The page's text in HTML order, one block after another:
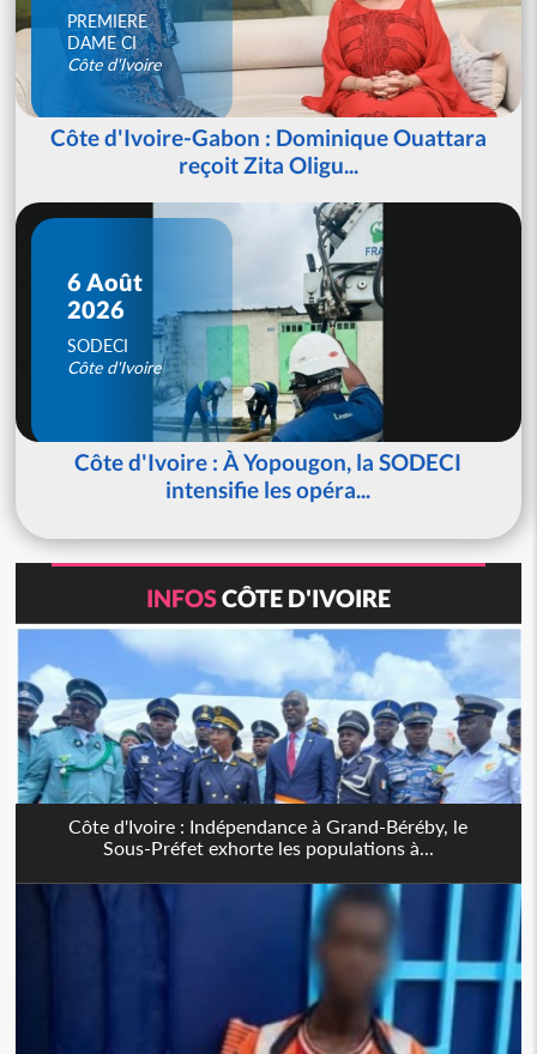
PREMIERE
DAME CI
Côte d'Ivoire
Côte d'Ivoire-Gabon : Dominique Ouattara
reçoit Zita Oligu...
6 Août
2026
SODECI
Côte d'Ivoire
Côte d'Ivoire : À Yopougon, la SODECI
intensifie les opéra...
INFOSCÔTE D'IVOIRE
Côte d'Ivoire : Indépendance à Grand-Béréby, le
Sous-Préfet exhorte les populations à...